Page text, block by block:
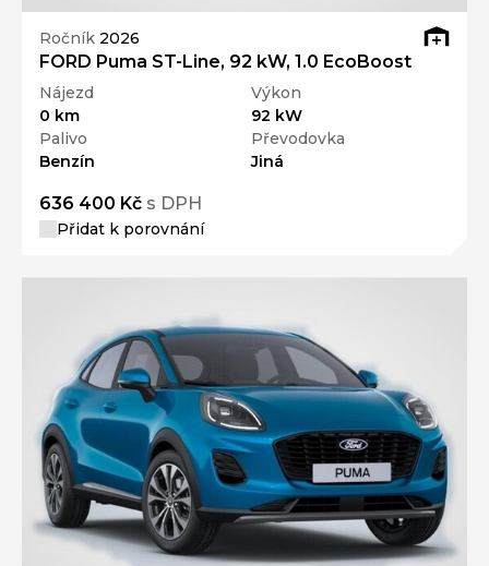
Ročník 2026
FORD Puma ST-Line, 92 kW, 1.0 EcoBoost
Nájezd
0 km
Výkon
92 kW
Palivo
Benzín
Převodovka
Jiná
636 400 Kč s DPH
Přidat k porovnání